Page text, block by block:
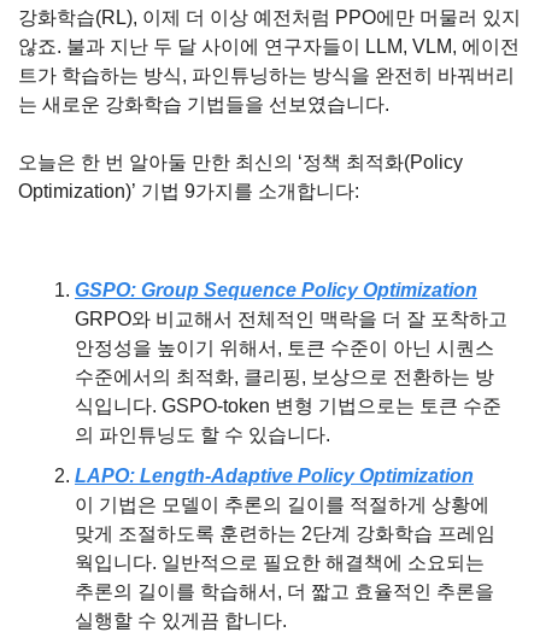
강화학습(RL), 이제 더 이상 예전처럼 PPO에만 머물러 있지
않죠. 불과 지난 두 달 사이에 연구자들이 LLM, VLM, 에이전
트가 학습하는 방식, 파인튜닝하는 방식을 완전히 바꿔버리
는 새로운 강화학습 기법들을 선보였습니다.
오늘은 한 번 알아둘 만한 최신의 ‘정책 최적화(Policy
Optimization)’ 기법 9가지를 소개합니다:
GSPO: Group Sequence Policy Optimization
GRPO와 비교해서 전체적인 맥락을 더 잘 포착하고
안정성을 높이기 위해서, 토큰 수준이 아닌 시퀀스
수준에서의 최적화, 클리핑, 보상으로 전환하는 방
식입니다. GSPO-token 변형 기법으로는 토큰 수준
의 파인튜닝도 할 수 있습니다.
LAPO: Length-Adaptive Policy Optimization
이 기법은 모델이 추론의 길이를 적절하게 상황에
맞게 조절하도록 훈련하는 2단계 강화학습 프레임
웍입니다. 일반적으로 필요한 해결책에 소요되는
추론의 길이를 학습해서, 더 짧고 효율적인 추론을
실행할 수 있게끔 합니다.